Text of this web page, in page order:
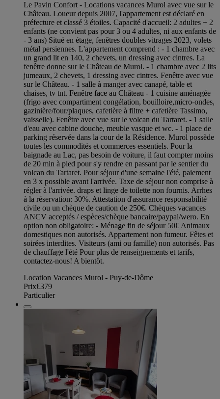
Le Pavin Confort - Locations vacances Murol avec vue sur le
Château. Loueur depuis 2007, l'appartement est déclaré en
préfecture et classé 3 étoiles. Capacité d'accueil: 2 adultes + 2
enfants (ne convient pas pour 3 ou 4 adultes, ni aux enfants de
- 3 ans) Situé en étage, fenêtres doubles vitrages 2023, volets
métal persiennes. L'appartement comprend : - 1 chambre avec
un grand lit en 140, 2 chevets, un dressing avec cintres. La
fenêtre donne sur le Château de Murol. - 1 chambre avec 2 lits
jumeaux, 2 chevets, 1 dressing avec cintres. Fenêtre avec vue
sur le Château. - 1 salle à manger avec canapé, table et
chaises, tv tnt. Fenêtre face au Château - 1 cuisine aménagée
(frigo avec compartiment congélation, bouilloire,micro-ondes,
gazinière/four/plaques, cafetière à filtre + cafetière Tassimo,
vaisselle). Fenêtre avec vue sur le volcan du Tartaret. - 1 salle
d'eau avec cabine douche, meuble vasque et wc. - 1 place de
parking réservée dans la cour de la Résidence. Murol possède
toutes les commodités et commerces essentiels. Pour la
baignade au Lac, pas besoin de voiture, il faut compter moins
de 20 min à pied pour s'y rendre en passant par le sentier du
volcan du Tartaret. Pour séjour d'une semaine l'été, paiement
en 3 x possible avant l'arrivée. Taxe de séjour non comprise à
régler à l'arrivée. draps et linge de toilette non fournis. Arrhes
à la réservation: 30%. Attestation d'assurance responsabilité
civile ou un chèque de caution de 250€. Chèques vacances
ANCV acceptés / espèces/chèque bancaire/paypal/wero. En
option non obligatoire: - Ménage fin de séjour 50€ Animaux
domestiques non autorisés. Appartement non fumeur. Fêtes et
soirées interdites. Visiteurs (ami ou famille) non autorisés. Pas
de chauffage l'été Pour plus de renseignements et tarifs,
contactez-nous! A bientôt.
Location Vacances Murol - Puy-de-Dôme
Prix€379
Particulier